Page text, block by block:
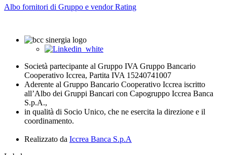
Albo fornitori di Gruppo e vendor Rating
Società partecipante al Gruppo IVA Gruppo Bancario
Cooperativo Iccrea, Partita IVA 15240741007
Aderente al Gruppo Bancario Cooperativo Iccrea iscritto
all’Albo dei Gruppi Bancari con Capogruppo Iccrea Banca
S.p.A.,
in qualità di Socio Unico, che ne esercita la direzione e il
coordinamento.
Realizzato da Iccrea Banca S.p.A